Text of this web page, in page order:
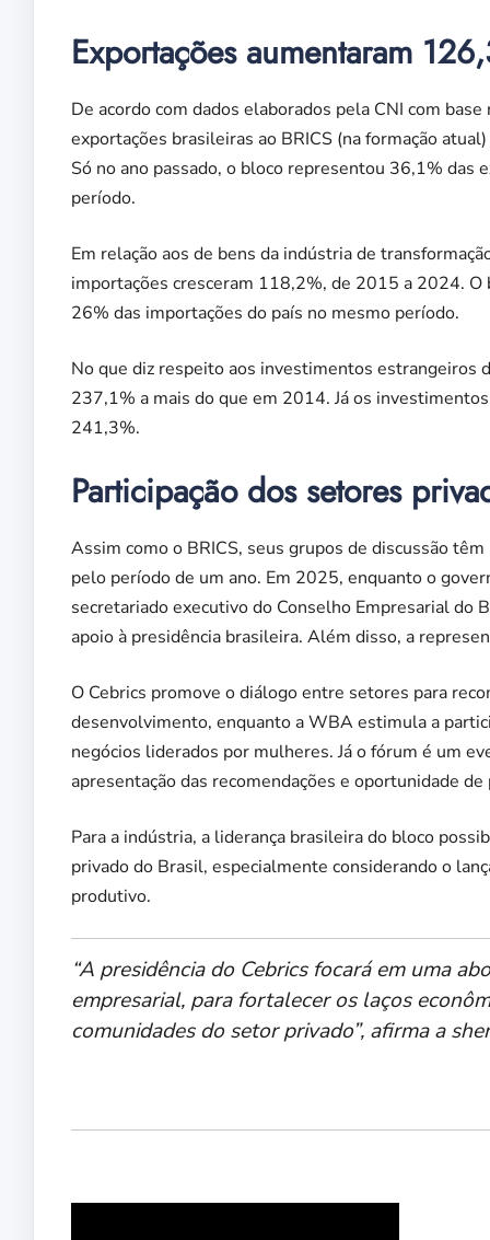
Exportações aumentaram
De acordo com dados elaborados pela CNI com
exportações brasileiras ao BRICS (na formação
Só no ano passado, o bloco representou 36,1%
período.
Em relação aos de bens da indústria de
importações cresceram 118,2%, de 2015 a 2024.
26% das importações do país no mesmo período.
No que diz respeito aos investimentos
237,1% a mais do que em 2014. Já os
241,3%.
Participação dos setores
Assim como o BRICS, seus grupos de discussão
pelo período de um ano. Em 2025, enquanto o
secretariado executivo do Conselho Empresarial do
apoio à presidência brasileira. Além disso, a
O Cebrics promove o diálogo entre setores para
desenvolvimento, enquanto a WBA estimula a
negócios liderados por mulheres. Já o fórum é um
apresentação das recomendações e oportunidade de
Para a indústria, a liderança brasileira do bloco
privado do Brasil, especialmente considerando o
produtivo.
“A presidência do Cebrics focará em uma
empresarial, para fortalecer os laços
comunidades do setor privado”, afirma a